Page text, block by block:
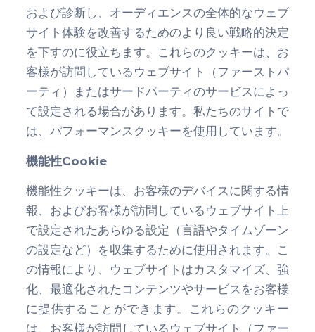
および診断し、オーディエンスの全体的なウェブ
サイト体験を改善するためのより良い戦略的決定
を下すのに役立ちます。これらのクッキーは、お
客様が訪問しているウェブサイト（ファーストパ
ーティ）またはサードパーティのサービスによっ
て設定される場合があります。私たちのサイトで
は、パフォーマンスクッキーを使用しています。
機能性Cookie
機能性クッキーは、お客様のデバイスに関する情
報、およびお客様が訪問しているウェブサイト上
で設定されたあらゆる設定（言語やタイムゾーン
の設定など）を収集するために使用されます。こ
の情報により、ウェブサイトはカスタマイズ、強
化、最適化されたコンテンツやサービスをお客様
に提供することができます。これらのクッキー
は、お客様が訪問しているウェブサイト（ファー